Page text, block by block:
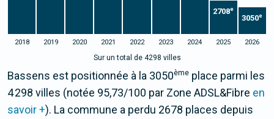
2708e
3050e
2018 2019 2020 2021 2022 2023 2024 2025 2026
Sur un total de 4298 villes
Bassens est positionnée à la 3050ème place parmi les
4 298 villes (notée 95,73/100 par Zone ADSL&Fibre en
savoir +). La commune a perdu 2678 places depuis